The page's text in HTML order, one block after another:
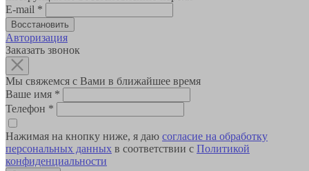
E-mail *
Авторизация
Заказать звонок
Мы свяжемся с Вами в ближайшее время
Ваше имя *
Телефон *
Нажимая на кнопку ниже, я даю согласие на обработку
персональных данных в соответствии с Политикой
конфиденциальности